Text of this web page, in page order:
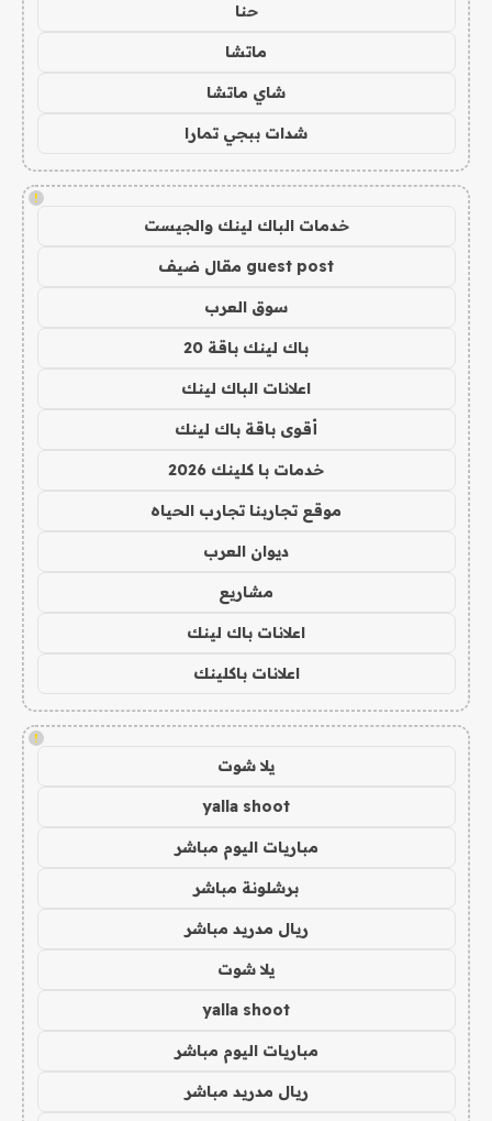
حنا
ماتشا
شاي ماتشا
شدات ببجي تمارا
!
خدمات الباك لينك والجيست
guest post مقال ضيف
سوق العرب
باك لينك باقة 20
اعلانات الباك لينك
أقوى باقة باك لينك
خدمات با كلينك 2026
موقع تجاربنا تجارب الحياه
ديوان العرب
مشاريع
اعلانات باك لينك
اعلانات باكلينك
!
يلا شوت
yalla shoot
مباريات اليوم مباشر
برشلونة مباشر
ريال مدريد مباشر
يلا شوت
yalla shoot
مباريات اليوم مباشر
ريال مدريد مباشر